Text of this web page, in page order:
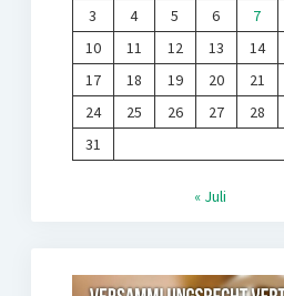
3
4 5 6 7
10
11 12 13 14
17
18 19 20 21
24
25 26 27 28
31
« Juli